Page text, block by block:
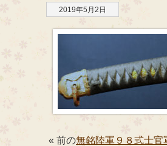
2019年5月2日
« 前の無銘陸軍９８式士官